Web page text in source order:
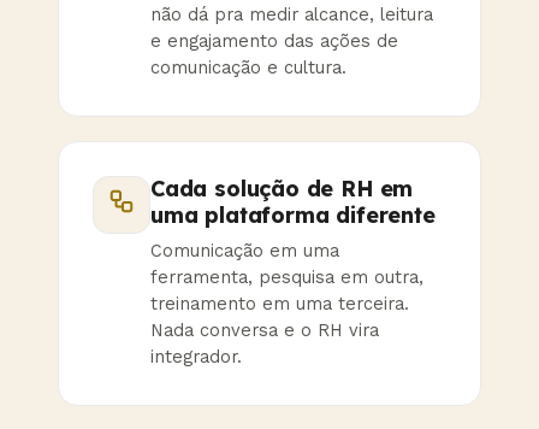
não dá pra medir alcance, leitura
e engajamento das ações de
comunicação e cultura.
Cada solução de RH em
uma plataforma diferente
Comunicação em uma
ferramenta, pesquisa em outra,
treinamento em uma terceira.
Nada conversa e o RH vira
integrador.